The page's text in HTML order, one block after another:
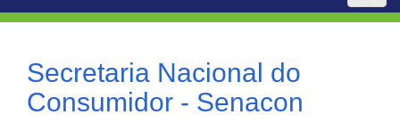
Secretaria Nacional do
Consumidor - Senacon